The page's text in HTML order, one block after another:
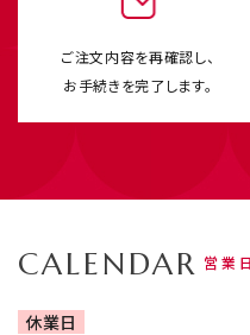
ご注文内容を再確認し、
お手続きを完了します。
CALENDAR 営業
休業日